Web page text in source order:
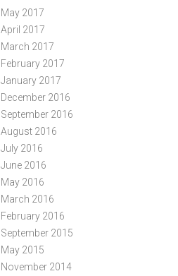
May 2017
April 2017
March 2017
February 2017
January 2017
December 2016
September 2016
August 2016
July 2016
June 2016
May 2016
March 2016
February 2016
September 2015
May 2015
November 2014